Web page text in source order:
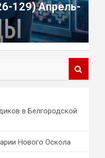
129) Апрель-
в Белгородской
Нового Оскола